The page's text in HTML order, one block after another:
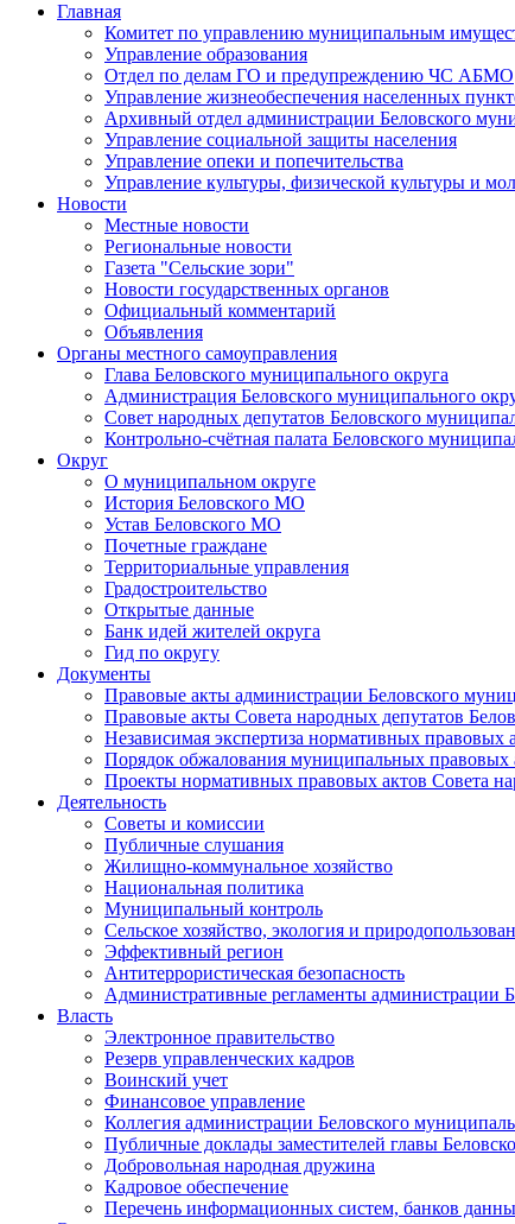
Главная
Комитет по управлению муниципальным
Управление образования
Отдел по делам ГО и предупреждению ЧС АБМО
Управление жизнеобеспечения населенных
Архивный отдел администрации Беловского
Управление социальной защиты населения
Управление опеки и попечительства
Управление культуры, физической культуры и
Новости
Местные новости
Региональные новости
Газета "Сельские зори"
Новости государственных органов
Официальный комментарий
Объявления
Органы местного самоуправления
Глава Беловского муниципального округа
Администрация Беловского муниципального
Совет народных депутатов Беловского
Контрольно-счётная палата Беловского
Округ
О муниципальном округе
История Беловского МО
Устав Беловского МО
Почетные граждане
Территориальные управления
Градостроительство
Открытые данные
Банк идей жителей округа
Гид по округу
Документы
Правовые акты администрации Беловского
Правовые акты Совета народных депутатов
Независимая экспертиза нормативных правовых
Порядок обжалования муниципальных правовых
Проекты нормативных правовых актов Совета
Деятельность
Советы и комиссии
Публичные слушания
Жилищно-коммунальное хозяйство
Национальная политика
Муниципальный контроль
Сельское хозяйство, экология и
Эффективный регион
Антитеррористическая безопасность
Административные регламенты администрации
Власть
Электронное правительство
Резерв управленческих кадров
Воинский учет
Финансовое управление
Коллегия администрации Беловского
Публичные доклады заместителей главы
Добровольная народная дружина
Кадровое обеспечение
Перечень информационных систем, банков